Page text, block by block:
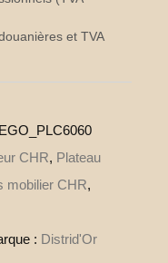
et TVA
CHR, Plateau
mobilier CHR,
: Distrid'Or